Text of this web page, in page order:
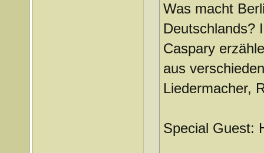
Was macht
Deutschlands?
Caspary
aus
Liedermacher,
Special Guest: